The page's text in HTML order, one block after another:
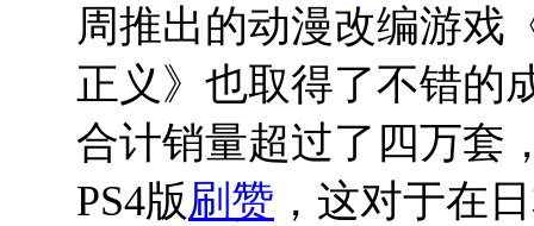
周推出的动漫改编游戏
正义》也取得了不错的
合计销量超过了四万套
PS4版刷赞 ，这对于在